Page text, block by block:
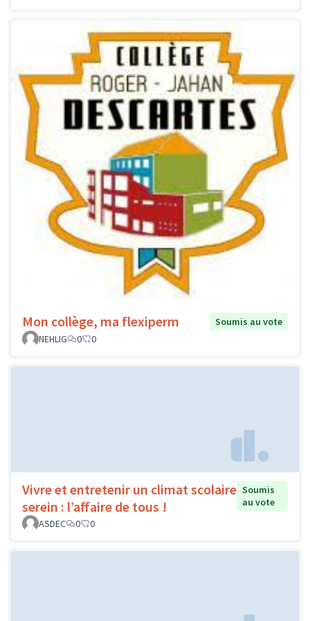
Mon collège, ma flexiperm
Soumis au vote
NEHLIG
0 0
Vivre et entretenir un climat scolaire
serein : l’affaire de tous !
Soumis
au vote
ASDEC
0 0